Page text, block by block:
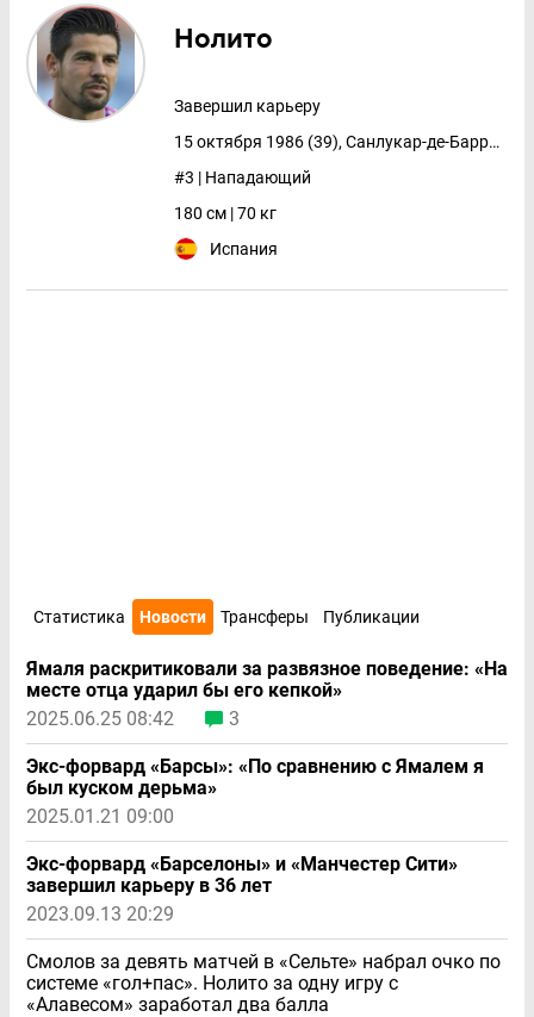
Нолито
Завершил карьеру
15 октября 1986 (39), Санлукар-де-Баррамеда
#3 | Нападающий
180 см | 70 кг
Испания
Статистика Новости Трансферы Публикации
Ямаля раскритиковали за развязное поведение: «На
месте отца ударил бы его кепкой»
2025.06.25 08:42
3
Экс-форвард «Барсы»: «По сравнению с Ямалем я
был куском дерьма»
2025.01.21 09:00
Экс-форвард «Барселоны» и «Манчестер Сити»
завершил карьеру в 36 лет
2023.09.13 20:29
Смолов за девять матчей в «Сельте» набрал очко по
системе «гол+пас». Нолито за одну игру с
«Алавесом» заработал два балла